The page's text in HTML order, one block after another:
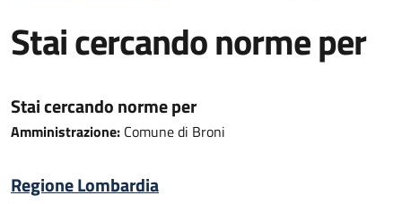
Stai cercando norme per
Stai cercando norme per
Amministrazione: Comune di Broni
Regione Lombardia